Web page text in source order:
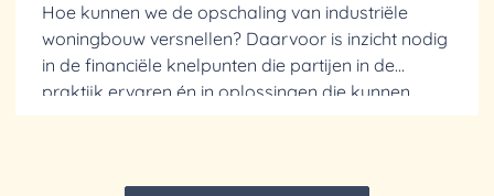
Hoe kunnen we de opschaling van industriële
woningbouw versnellen? Daarvoor is inzicht nodig
in de financiële knelpunten die partijen in de
praktijk ervaren én in oplossingen die kunnen